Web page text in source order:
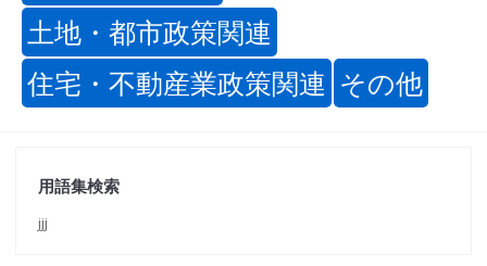
土地・都市政策関連
住宅・不動産業政策関連 その他
用語集検索
jjj